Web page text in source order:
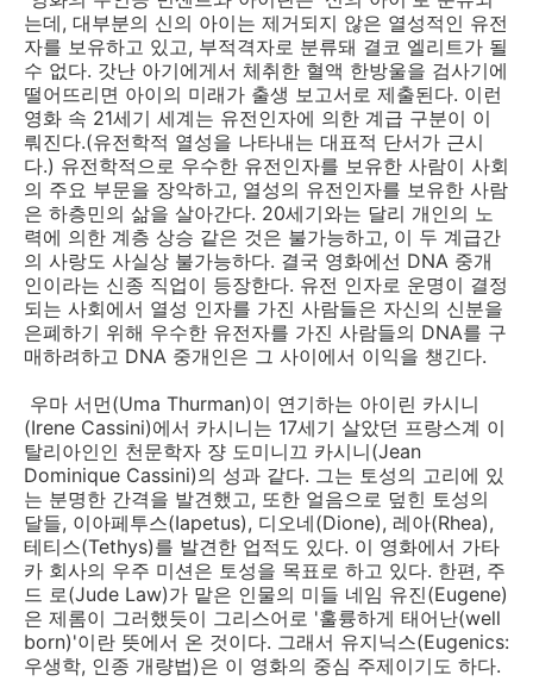
는데, 대부분의 신의 아이는 제거되지 않은 열성적인 유전
자를 보유하고 있고, 부적격자로 분류돼 결코 엘리트가 될
수 없다. 갓난 아기에게서 체취한 혈액 한방울을 검사기에
떨어뜨리면 아이의 미래가 출생 보고서로 제출된다. 이런
영화 속 21세기 세계는 유전인자에 의한 계급 구분이 이
뤄진다.(유전학적 열성을 나타내는 대표적 단서가 근시
다.) 유전학적으로 우수한 유전인자를 보유한 사람이 사회
의 주요 부문을 장악하고, 열성의 유전인자를 보유한 사람
은 하층민의 삶을 살아간다. 20세기와는 달리 개인의 노
력에 의한 계층 상승 같은 것은 불가능하고, 이 두 계급간
의 사랑도 사실상 불가능하다. 결국 영화에선 DNA 중개
인이라는 신종 직업이 등장한다. 유전 인자로 운명이 결정
되는 사회에서 열성 인자를 가진 사람들은 자신의 신분을
은폐하기 위해 우수한 유전자를 가진 사람들의 DNA를 구
매하려하고 DNA 중개인은 그 사이에서 이익을 챙긴다.
우마 서먼(Uma Thurman)이 연기하는 아이린 카시니
(Irene Cassini)에서 카시니는 17세기 살았던 프랑스계 이
탈리아인인 천문학자 쟝 도미니끄 카시니(Jean
Dominique Cassini)의 성과 같다. 그는 토성의 고리에 있
는 분명한 간격을 발견했고, 또한 얼음으로 덮힌 토성의
달들, 이아페투스(Iapetus), 디오네(Dione), 레아(Rhea),
테티스(Tethys)를 발견한 업적도 있다. 이 영화에서 가타
카 회사의 우주 미션은 토성을 목표로 하고 있다. 한편, 주
드 로(Jude Law)가 맡은 인물의 미들 네임 유진(Eugene)
은 제롬이 그러했듯이 그리스어로 '훌륭하게 태어난(well
born)'이란 뜻에서 온 것이다. 그래서 유지닉스(Eugenics:
우생학, 인종 개량법)은 이 영화의 중심 주제이기도 하다.